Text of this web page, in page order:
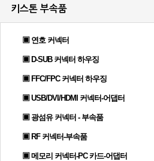
키스톤 부속품
▣ 연호 커넥터
▣ D-SUB 커넥터 하우징
▣ FFC/FPC 커넥터 하우징
▣ USB/DVI/HDMI 커넥터-어댑터
▣ 광섬유 커넥터 - 부속품
▣ RF 커넥터-부속품
▣ 메모리 커넥터-PC 카드-어댑터